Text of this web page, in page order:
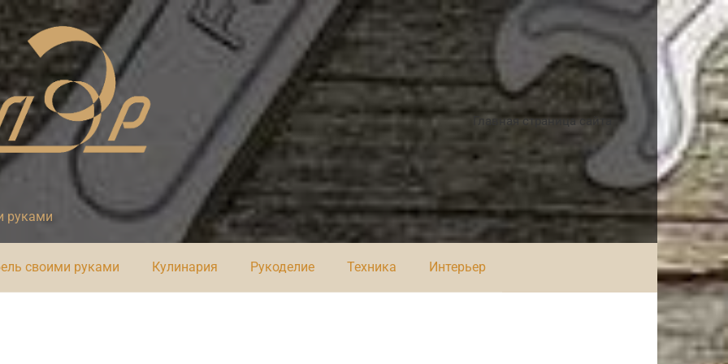
руками
Главная страница сайта
своими руками Кулинария Рукоделие Техника Интерьер